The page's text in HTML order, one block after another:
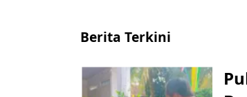
Berita Terkini